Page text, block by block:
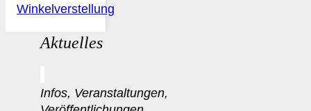
Winkelverstellung
Aktuelles
Infos, Veranstaltungen,